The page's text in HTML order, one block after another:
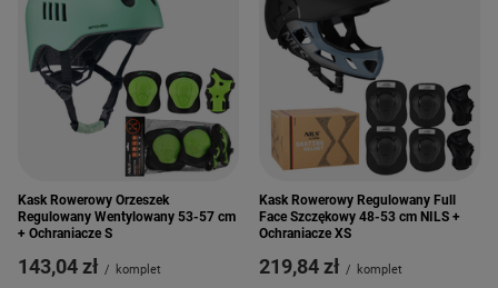
Kask Rowerowy Orzeszek
Regulowany Wentylowany 53-57 cm
+ Ochraniacze S
143,04 zł / komplet
Kask Rowerowy Regulowany Full
Face Szczękowy 48-53 cm NILS +
Ochraniacze XS
219,84 zł / komplet